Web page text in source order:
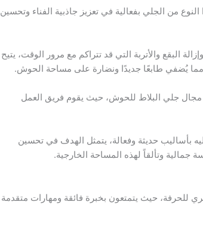
من الجلي بفعالية في تعزيز جاذبية الفناء وتحسين
البقع والأتربة التي قد تتراكم مع مرور الوقت، يتيح
مما يُضفي طابعًا جديدًا ونضارة على مساحة الحوش.
جلي البلاط للحوش، حيث يقوم فريق العمل
حديثة وفعالة، يتمثل الهدف في تحسين
وتألقاً لهذه المساحة الخارجية.
للحرفة، حيث يتمتعون بخبرة فائقة ومهارات متقدمة